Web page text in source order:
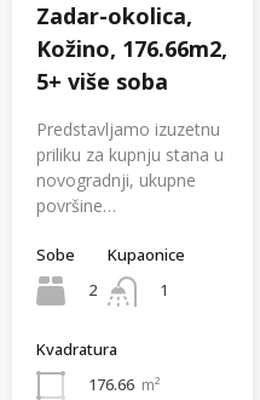
Zadar-okolica,
Kožino, 176.66m2,
5+ više soba
Predstavljamo izuzetnu
priliku za kupnju stana u
novogradnji, ukupne
površine…
Sobe
2
Kupaonice
1
Kvadratura
176.66 m²